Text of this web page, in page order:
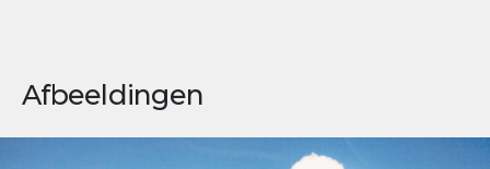
Afbeeldingen